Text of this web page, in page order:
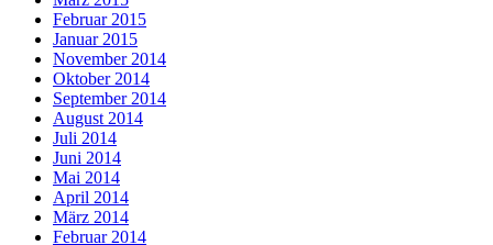
Februar 2015
Januar 2015
November 2014
Oktober 2014
September 2014
August 2014
Juli 2014
Juni 2014
Mai 2014
April 2014
März 2014
Februar 2014